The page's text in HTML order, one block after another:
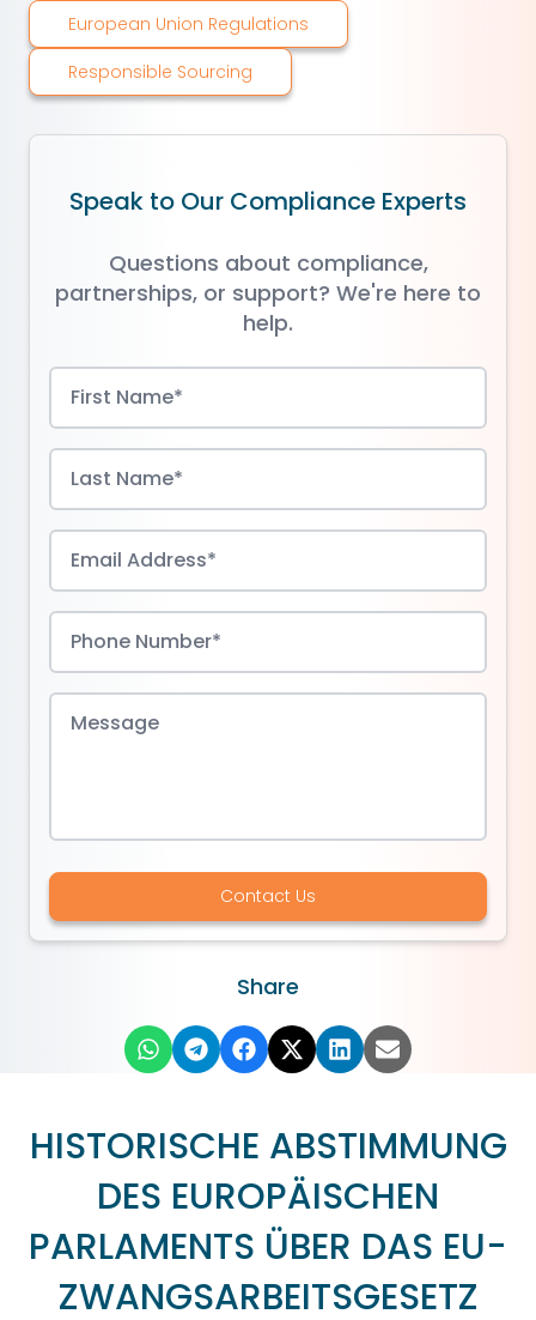
European Union Regulations
Responsible Sourcing
Speak to Our Compliance Experts
Questions about compliance,
partnerships, or support? We're here to
help.
Contact Us
Share
HISTORISCHE ABSTIMMUNG
DES EUROPÄISCHEN
PARLAMENTS ÜBER DAS EU-
ZWANGSARBEITSGESETZ